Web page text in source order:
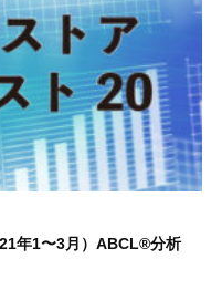
年1〜3月）ABCL®分析